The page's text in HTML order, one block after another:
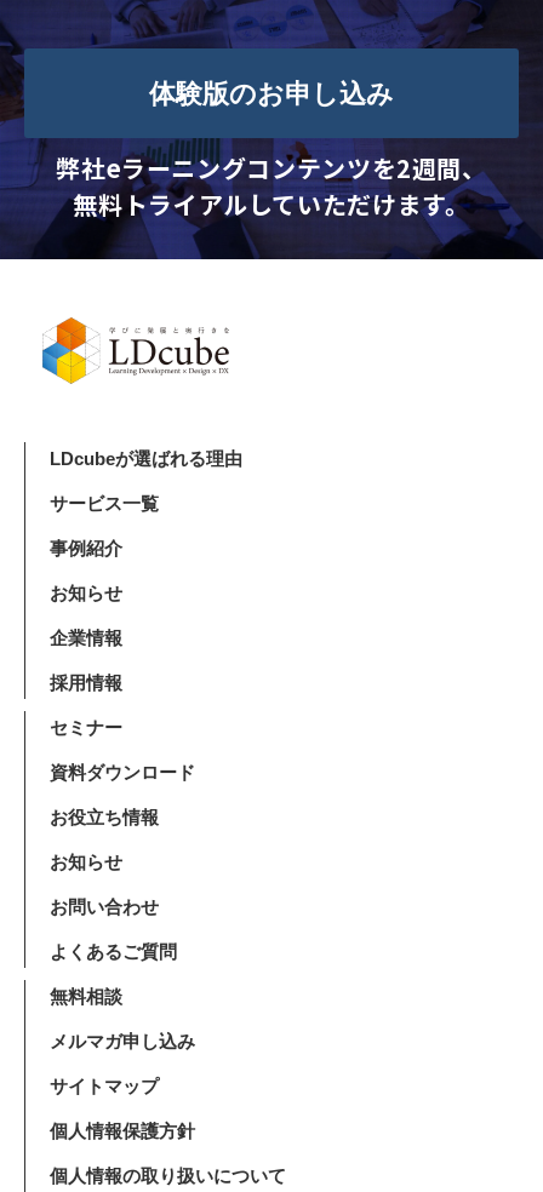
体験版のお申し込み
弊社eラーニングコンテンツを2週間、
無料トライアルしていただけます。
LDcubeが選ばれる理由
サービス一覧
事例紹介
お知らせ
企業情報
採用情報
セミナー
資料ダウンロード
お役立ち情報
お知らせ
お問い合わせ
よくあるご質問
無料相談
メルマガ申し込み
サイトマップ
個人情報保護方針
個人情報の取り扱いについて